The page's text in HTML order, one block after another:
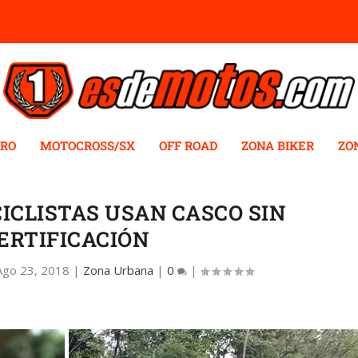
MOTOCROSS/SX OFF ROAD ZONA BIKER
USAN CASCO SIN
23, 2018 | Zona Urbana | 0 |